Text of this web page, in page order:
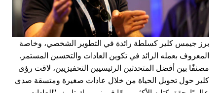
برز جيمس كلير كسلطة رائدة في التطوير الشخصي، وخاصة
المعروف بعمله الرائد في تكوين العادات والتحسين المستمر.
مصنفًا بين أفضل المتحدثين الرئيسيين التحفيزيين، لاقت رؤى
كلير حول تحويل الحياة من خلال عادات صغيرة ومتسقة صدى